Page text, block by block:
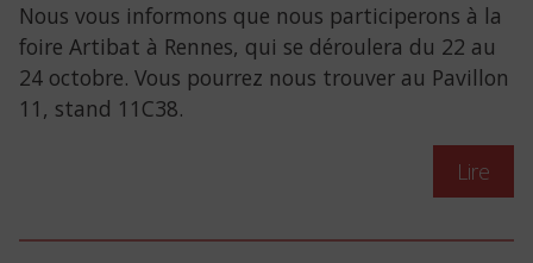
Nous vous informons que nous participerons à la
foire Artibat à Rennes, qui se déroulera du 22 au
24 octobre. Vous pourrez nous trouver au Pavillon
11, stand 11C38.
Lire